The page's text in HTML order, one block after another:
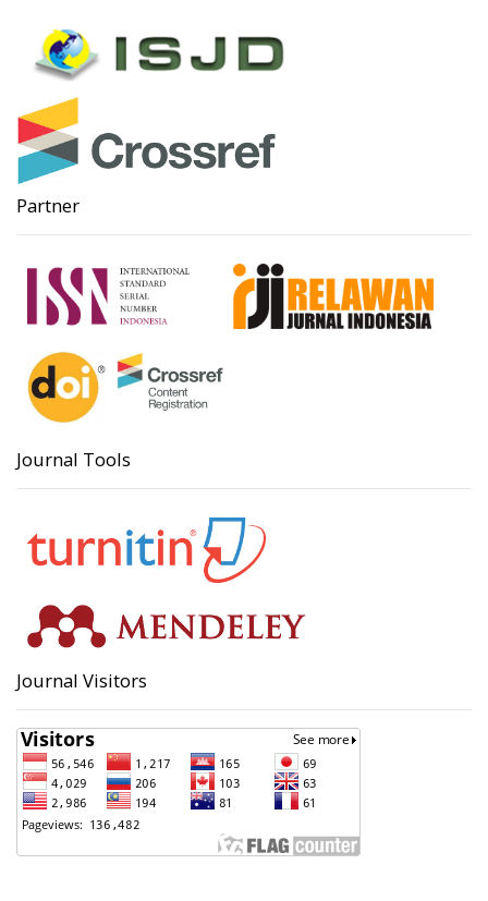
Partner
Journal Tools
Journal Visitors